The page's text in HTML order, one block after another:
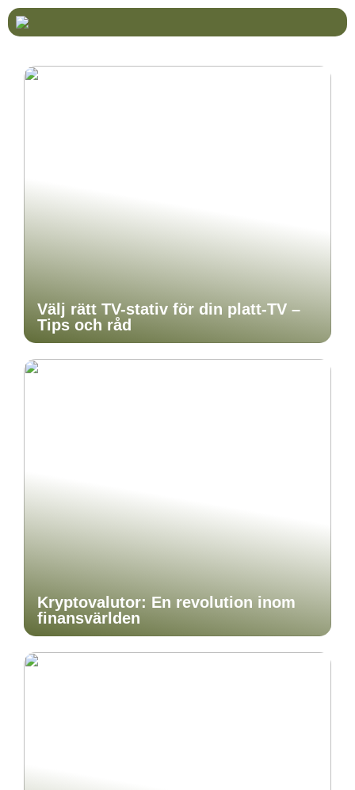
Välj rätt TV-stativ för din platt-TV –
Tips och råd
Kryptovalutor: En revolution inom
finansvärlden